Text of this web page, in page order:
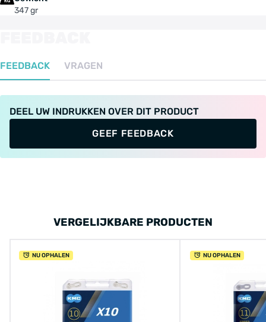
347 gr
FEEDBACK VRAGEN
DEEL UW INDRUKKEN OVER DIT PRODUCT
GEEF FEEDBACK
VERGELIJKBARE PRODUCTEN
NU OPHALEN NU OPHALEN